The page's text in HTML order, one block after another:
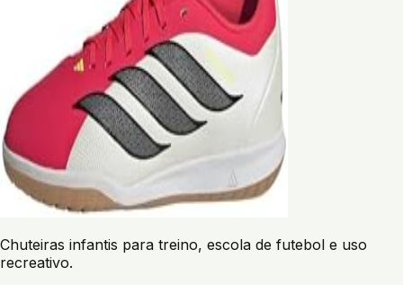
Chuteiras infantis para treino, escola de futebol e uso
recreativo.